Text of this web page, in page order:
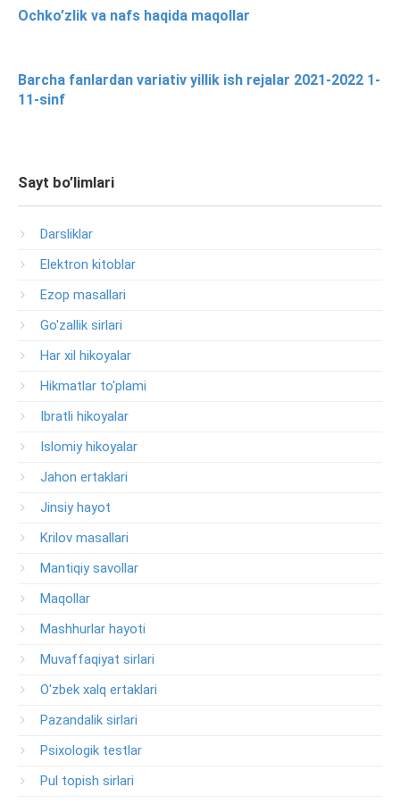
Ochko’zlik va nafs haqida maqollar
Barcha fanlardan variativ yillik ish rejalar 2021-2022 1-
11-sinf
Sayt bo’limlari
Darsliklar
Elektron kitoblar
Ezop masallari
Go'zallik sirlari
Har xil hikoyalar
Hikmatlar to'plami
Ibratli hikoyalar
Islomiy hikoyalar
Jahon ertaklari
Jinsiy hayot
Krilov masallari
Mantiqiy savollar
Maqollar
Mashhurlar hayoti
Muvaffaqiyat sirlari
O'zbek xalq ertaklari
Pazandalik sirlari
Psixologik testlar
Pul topish sirlari